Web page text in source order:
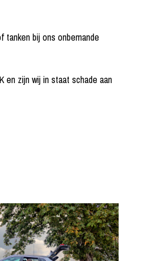
tanken bij ons onbemande
en zijn wij in staat schade aan